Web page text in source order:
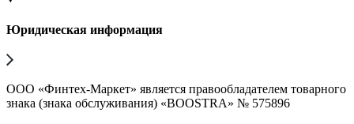
Юридическая информация
ООО «Финтех-Маркет» является правообладателем товарного
знака (знака обслуживания) «BOOSTRA» № 575896